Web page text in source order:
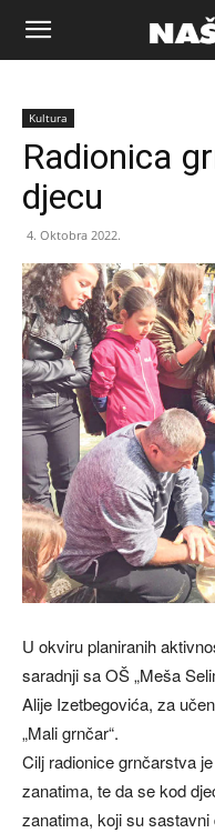
Naša
riječ
Zenica
Kultura
Radionica
djecu
4. Oktobra 2022.
U okviru planiranih
saradnji sa OŠ „Meša
Alije Izetbegovića, za
„Mali grnčar“.
Cilj radionice grnčarstva
zanatima, te da se kod
zanatima, koji su sastavni